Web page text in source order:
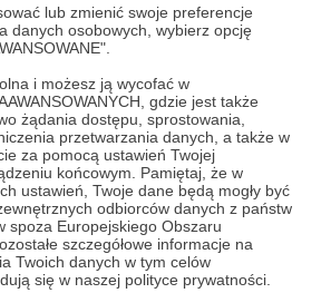
lub zmienić swoje preferencje
danych osobowych, wybierz opcję
i możesz ją wycofać w
gdzie jest także
żądania dostępu, sprostowania,
przetwarzania danych, a także w
za pomocą ustawień Twojej
końcowym. Pamiętaj, że w
ustawień, Twoje dane będą mogły być
odbiorców danych z państw
spoza Europejskiego Obszaru
szczegółowe informacje na
Twoich danych w tym celów
się w naszej polityce prywatności.
Dominikańskiej we Wrocławiu
zrobione przez Niemców
po czym oddano je do Sanepidu,
tyndalizacji.